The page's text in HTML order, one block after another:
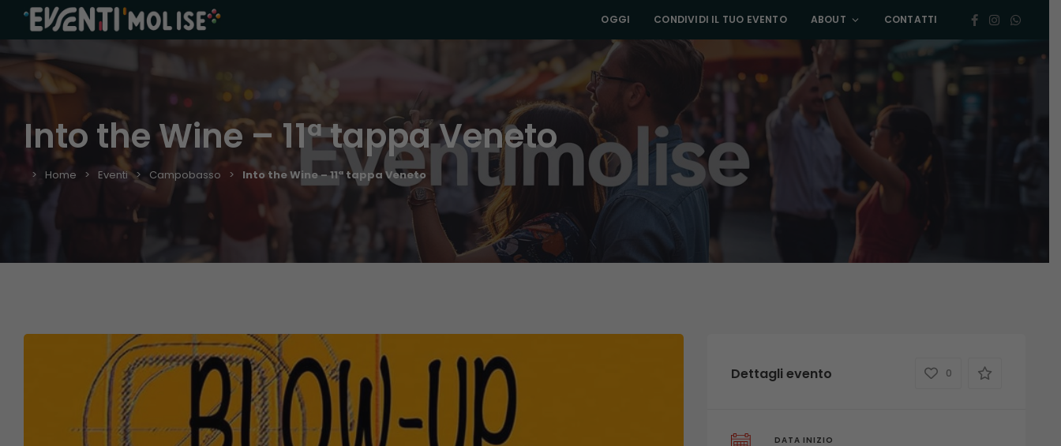
OGGI CONDIVIDI IL TUO EVENTO ABOUT CONTATTI
Into the Wine – 11ª tappa Veneto
Home Eventi Campobasso Into the Wine – 11ª tappa Veneto
Dettagli evento 0
DATA INIZIO